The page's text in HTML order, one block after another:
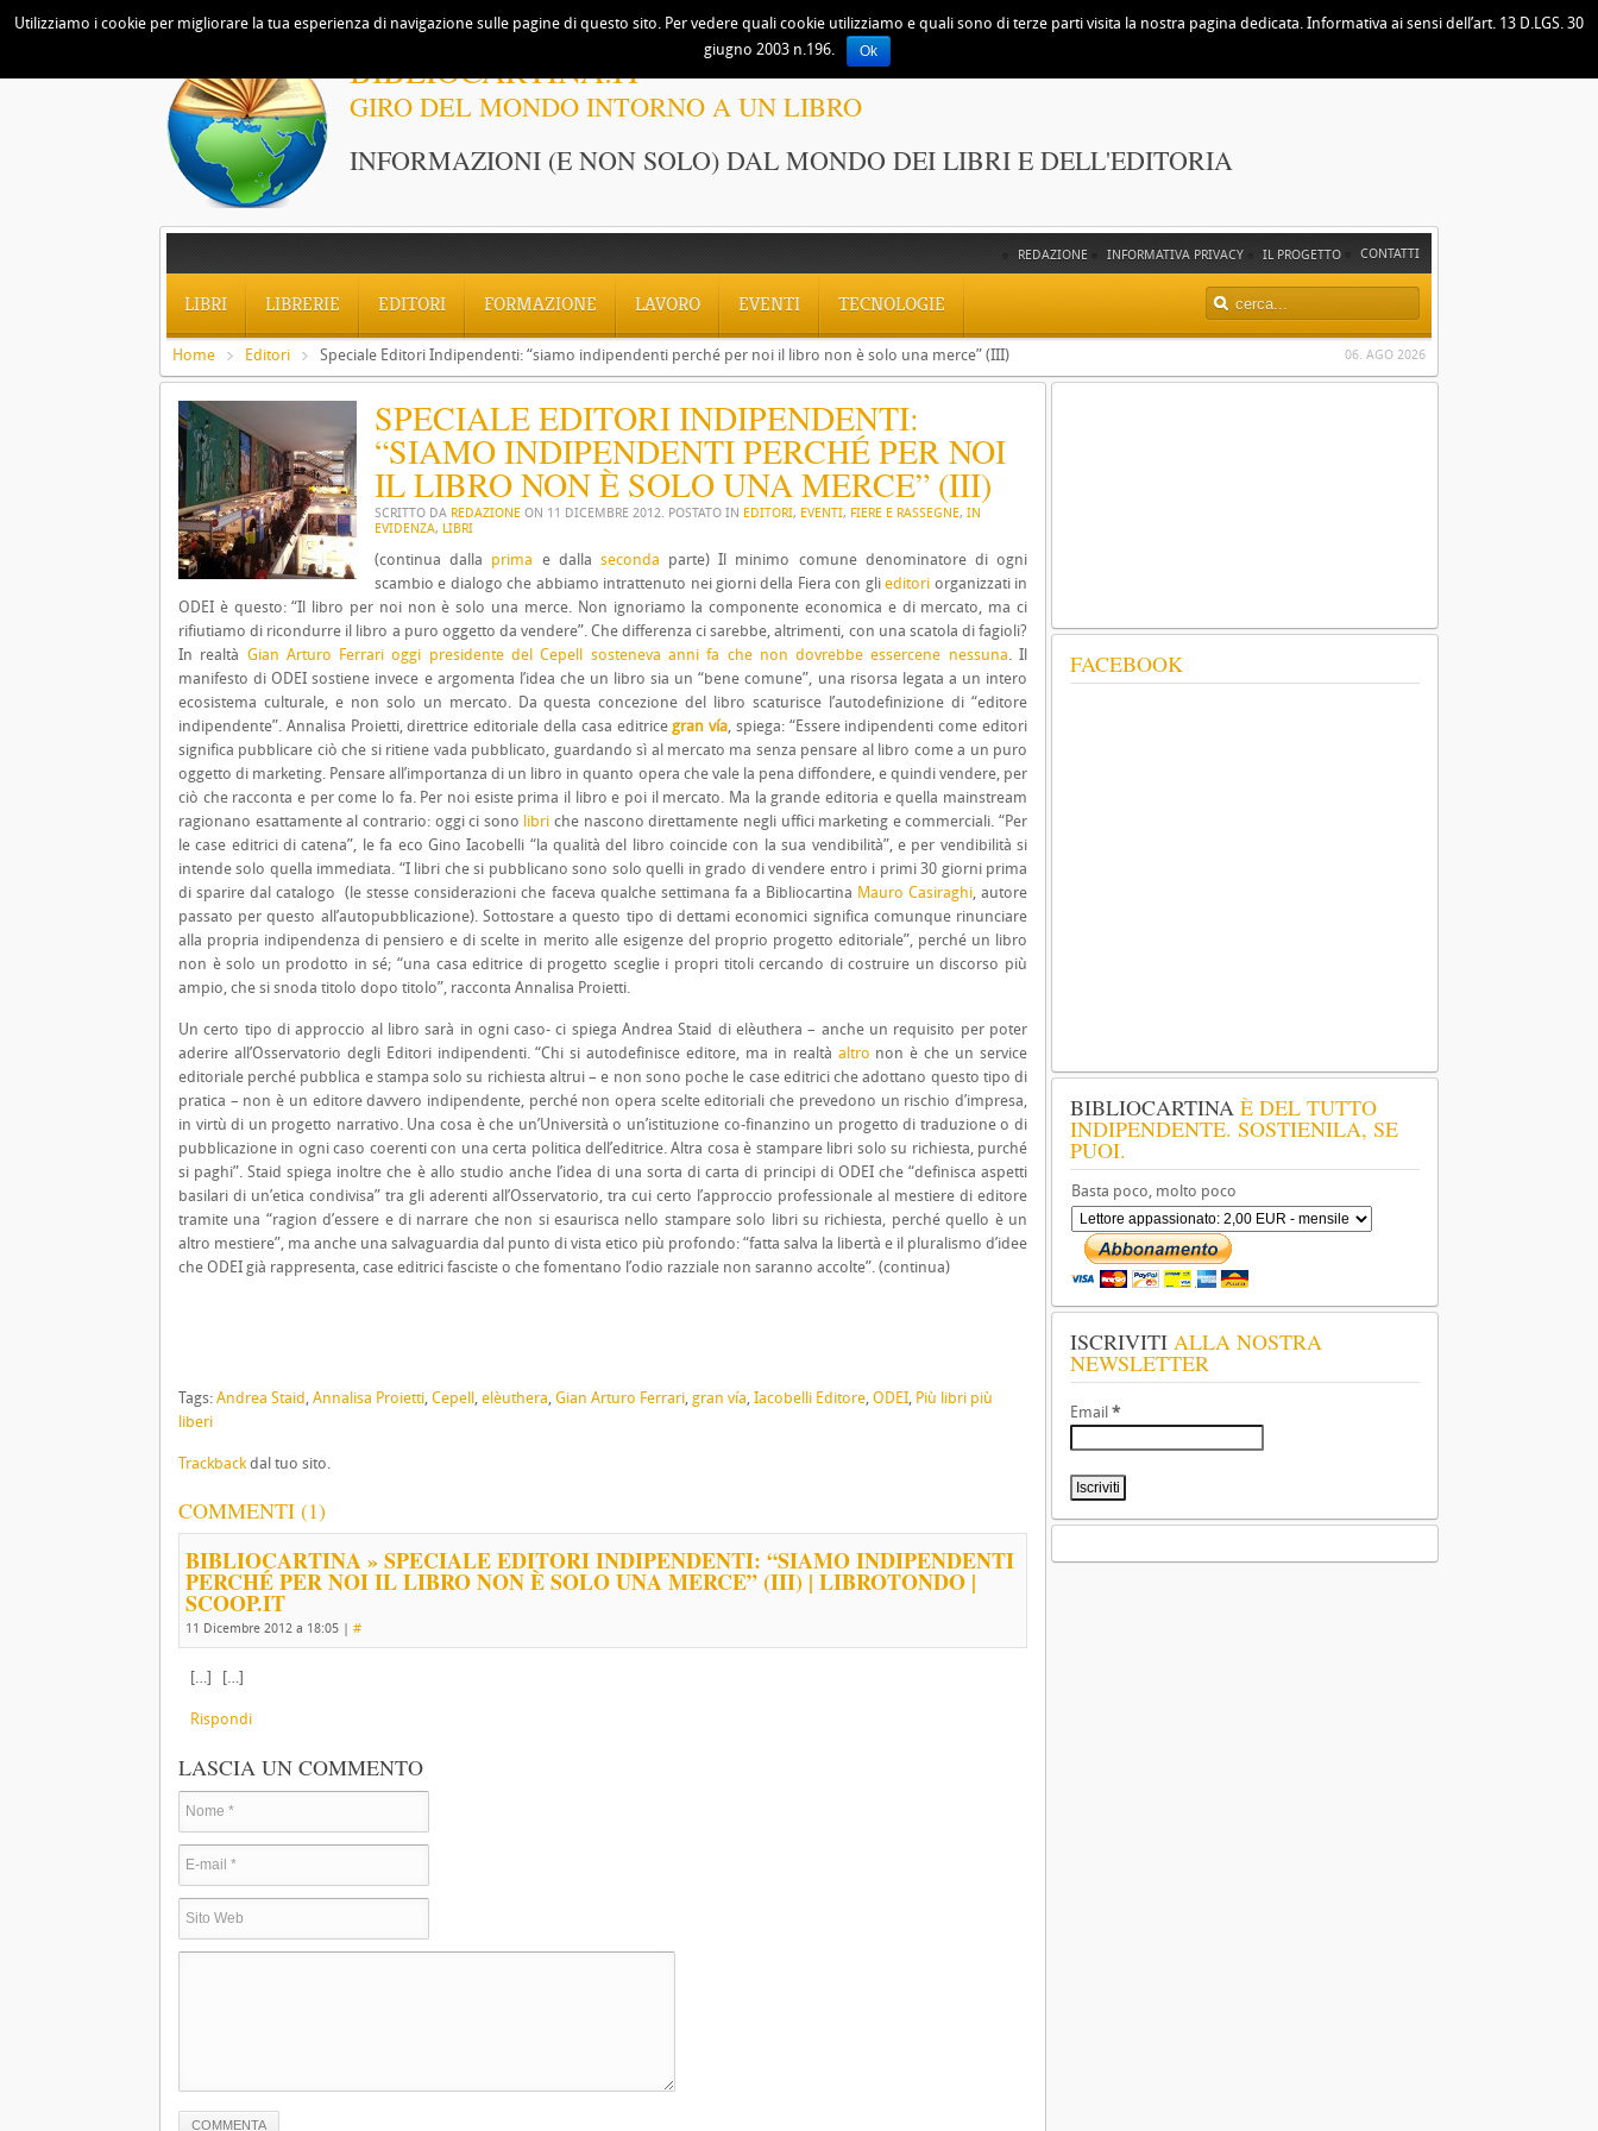
BIBLIOCARTINA.IT
GIRO DEL MONDO INTORNO A UN LIBRO
INFORMAZIONI (E NON SOLO) DAL MONDO DEI LIBRI E DELL'EDITORIA
CONTATTI
IL PROGETTO
INFORMATIVA PRIVACY
REDAZIONE
LIBRI LIBRERIE EDITORI FORMAZIONE LAVORO EVENTI TECNOLOGIE
06. AGO 2026
Home Editori Speciale Editori Indipendenti: “siamo indipendenti perché per noi il libro non è solo una merce” (III)
SPECIALE EDITORI INDIPENDENTI:
“SIAMO INDIPENDENTI PERCHÉ PER NOI
IL LIBRO NON È SOLO UNA MERCE” (III)
SCRITTO DA REDAZIONE ON 11 DICEMBRE 2012. POSTATO IN EDITORI, EVENTI, FIERE E RASSEGNE, IN
EVIDENZA, LIBRI
(continua dalla prima e dalla seconda parte) Il minimo comune denominatore di ogni
scambio e dialogo che abbiamo intrattenuto nei giorni della Fiera con glieditori organizzati in
ODEI è questo: “Il libro per noi non è solo una merce. Non ignoriamo la componente economica e di mercato, ma ci
rifiutiamo di ricondurre il libro a puro oggetto da vendere”.Che differenza ci sarebbe, altrimenti, con una scatola di fagioli?
In realtà Gian Arturo Ferrari oggi presidente del Cepell sosteneva anni fa che non dovrebbe essercene nessuna. Il
manifesto di ODEI sostiene invece e argomenta l’idea che un libro sia un “bene comune”, una risorsa legata a un intero
ecosistema culturale, e non solo un mercato. Da questa concezione del libro scaturisce l’autodefinizione di “editore
indipendente”. Annalisa Proietti, direttrice editoriale della casa editricegran vía, spiega: “Essere indipendenti come editori
significa pubblicare ciò che si ritiene vada pubblicato, guardando sì al mercato ma senza pensare al libro come a un puro
oggetto di marketing. Pensare all’importanza di un libro in quanto opera che vale la pena diffondere, e quindi vendere, per
ciò che racconta e per come lo fa. Per noi esiste prima il libro e poi il mercato. Ma la grande editoria e quella mainstream
ragionano esattamente al contrario: oggi ci sono libri che nascono direttamente negli uffici marketing e commerciali. “Per
le case editrici di catena”, le fa eco Gino Iacobelli “la qualità del libro coincide con la sua vendibilità”, e per vendibilità si
intende solo quella immediata. “I libri che si pubblicano sono solo quelli in grado di vendere entro i primi 30 giorni prima
di sparire dal catalogo (le stesse considerazioni che faceva qualche settimana fa a Bibliocartina Mauro Casiraghi, autore
passato per questo all’autopubblicazione). Sottostare a questo tipo di dettami economici significa comunque rinunciare
alla propria indipendenza di pensiero e di scelte in merito alle esigenze del proprio progetto editoriale”, perché un libro
non è solo un prodotto in sé; “una casa editrice di progetto sceglie i propri titoli cercando di costruire un discorso più
ampio, che si snoda titolo dopo titolo”, racconta Annalisa Proietti.
Un certo tipo di approccio al libro sarà in ogni caso- ci spiega Andrea Staid di elèuthera – anche un requisito per poter
aderire all’Osservatorio degli Editori indipendenti. “Chi si autodefinisce editore, ma in realtà altro non è che un service
editoriale perché pubblica e stampa solo su richiesta altrui – e non sono poche le case editrici che adottano questo tipo di
pratica – non è un editore davvero indipendente, perché non opera scelte editoriali che prevedono un rischio d’impresa,
in virtù di un progetto narrativo. Una cosa è che un’Università o un’istituzione co-finanzino un progetto di traduzione o di
pubblicazione in ogni caso coerenti con una certa politica dell’editrice. Altra cosa è stampare libri solo su richiesta, purché
si paghi”. Staid spiega inoltre che è allo studio anche l’idea di una sorta di carta di principi di ODEI che “definisca aspetti
basilari di un’etica condivisa” tra gli aderenti all’Osservatorio, tra cui certo l’approccio professionale al mestiere di editore
tramite una “ragion d’essere e di narrare che non si esaurisca nello stampare solo libri su richiesta, perché quello è un
altro mestiere”, ma anche una salvaguardia dal punto di vista etico più profondo: “fatta salva la libertà e il pluralismo d’idee
che ODEI già rappresenta, case editrici fasciste o che fomentano l’odio razziale non saranno accolte”. (continua)
Tags: Andrea Staid, Annalisa Proietti, Cepell, elèuthera, Gian Arturo Ferrari, gran vía, Iacobelli Editore, ODEI, Più libri più
liberi
Trackbackdal tuo sito.
COMMENTI (1)
BIBLIOCARTINA » SPECIALE EDITORI INDIPENDENTI: “SIAMO INDIPENDENTI
PERCHÉ PER NOI IL LIBRO NON È SOLO UNA MERCE” (III) | LIBROTONDO |
SCOOP.IT
11 Dicembre 2012 a 18:05 | #
[…] […]
Rispondi
LASCIA UN COMMENTO
FACEBOOK
BIBLIOCARTINA È DEL TUTTO
INDIPENDENTE. SOSTIENILA, SE
PUOI.
Basta poco, molto poco
ISCRIVITI ALLA NOSTRA
NEWSLETTER
Email *
Utilizziamo i cookie per migliorare la tua esperienza di navigazione sulle pagine di questo sito. Per vedere quali cookie utilizziamo e quali sono di terze parti visita la nostra pagina dedicata. Informativa ai sensi dell’art. 13 D.LGS. 30
giugno 2003 n.196.
Ok